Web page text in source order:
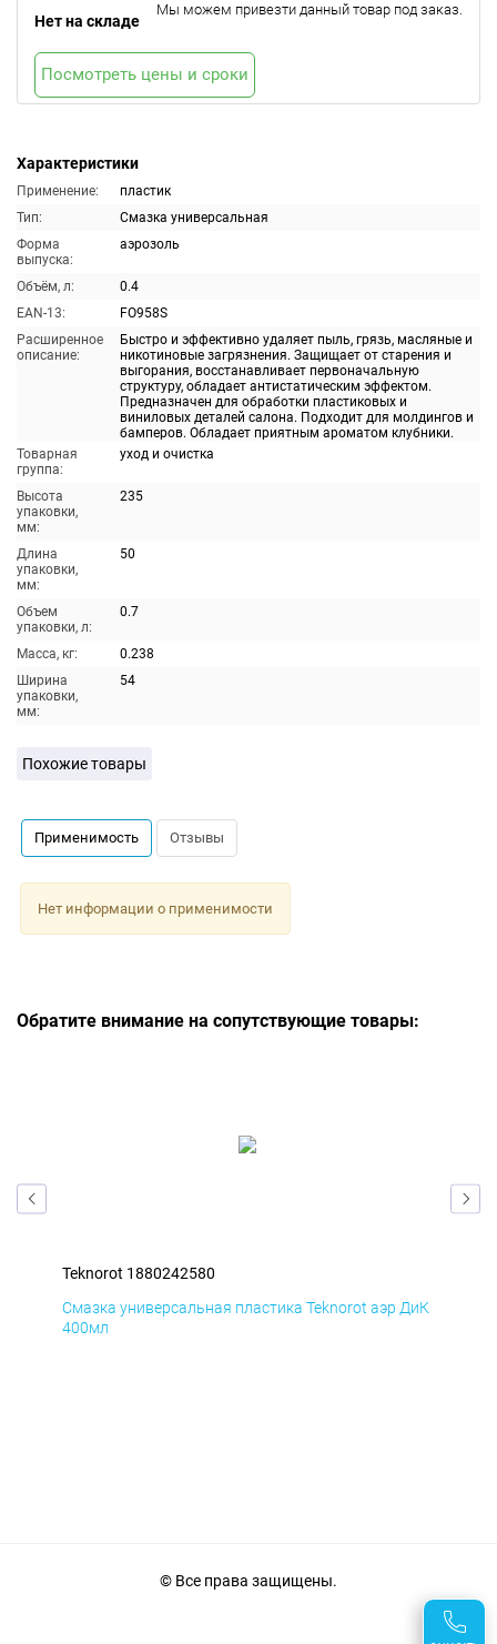
Характеристики
Применение:
пластик
Тип:
Смазка универсальная
Форма
выпуска:
аэрозоль
Объём, л:
0.4
EAN-13:
FO958S
Расширенное
описание:
Быстро и эффективно удаляет пыль, грязь, масляные и
никотиновые загрязнения. Защищает от старения и
выгорания, восстанавливает первоначальную
структуру, обладает антистатическим эффектом.
Предназначен для обработки пластиковых и
виниловых деталей салона. Подходит для молдингов и
бамперов. Обладает приятным ароматом клубники.
Товарная
группа:
уход и очистка
Высота
упаковки,
мм:
235
Длина
упаковки,
мм:
50
Объем
упаковки, л:
0.7
Масса, кг:
0.238
Ширина
упаковки,
мм:
54
Нет на складе
Мы можем привезти данный товар под заказ.
Посмотреть цены и сроки
Похожие товары
Применимость Отзывы
Нет информации о применимости
Обратите внимание на сопутствующие товары:
Teknorot 1880242580
Смазка универсальная пластика Teknorot аэр ДиК
400мл
© Все права защищены.